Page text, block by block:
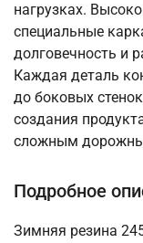
нагрузках.
специальные
долговечность и
Каждая деталь
до боковых
создания
сложным
Подробное
Зимняя резина